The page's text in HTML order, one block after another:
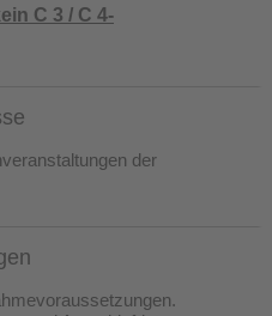
C 3 / C 4-
der